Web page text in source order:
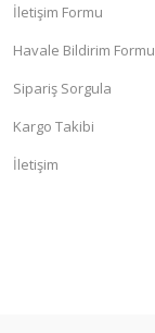
İletişim Formu
Havale Bildirim Formu
Sipariş Sorgula
Kargo Takibi
İletişim